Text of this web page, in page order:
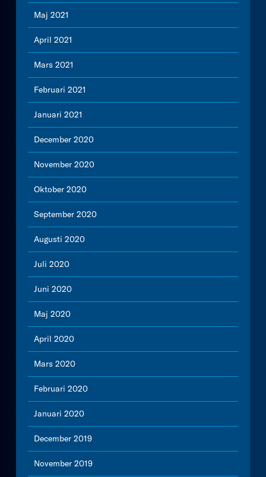
Maj 2021
April 2021
Mars 2021
Februari 2021
Januari 2021
December 2020
November 2020
Oktober 2020
September 2020
Augusti 2020
Juli 2020
Juni 2020
Maj 2020
April 2020
Mars 2020
Februari 2020
Januari 2020
December 2019
November 2019